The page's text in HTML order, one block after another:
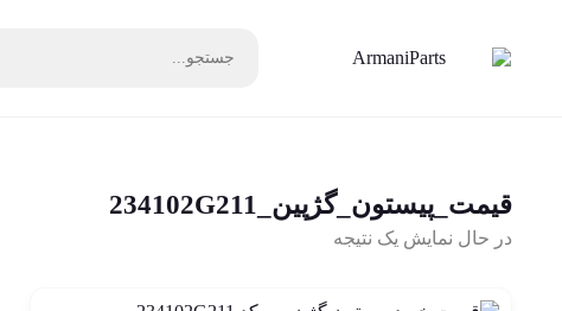
قیمت_پیستون_گژپین_234102G211
در حال نمایش یک نتیجه